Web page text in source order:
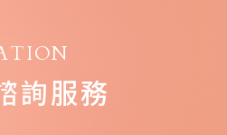
詢服務